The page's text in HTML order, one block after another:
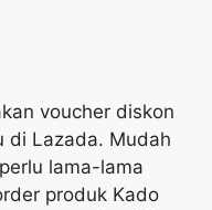
voucher diskon
di Lazada. Mudah
lama-lama
produk Kado